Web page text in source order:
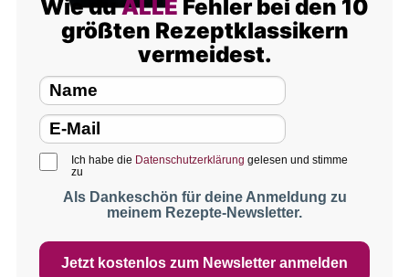
Wie duALLE Fehler bei den 10
größten Rezeptklassikern
vermeidest.
Ich habe die Datenschutzerklärung gelesen und stimme
zu
Als Dankeschön für deine Anmeldung zu
meinem Rezepte-Newsletter.
Jetzt kostenlos zum Newsletter anmelden